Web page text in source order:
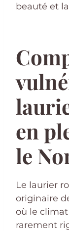
beauté et
en
le
Le laurier
originaire
où le
rarement